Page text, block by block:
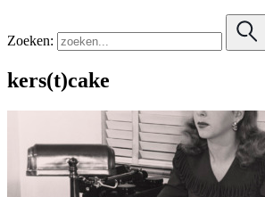
Zoeken:
kers(t)cake